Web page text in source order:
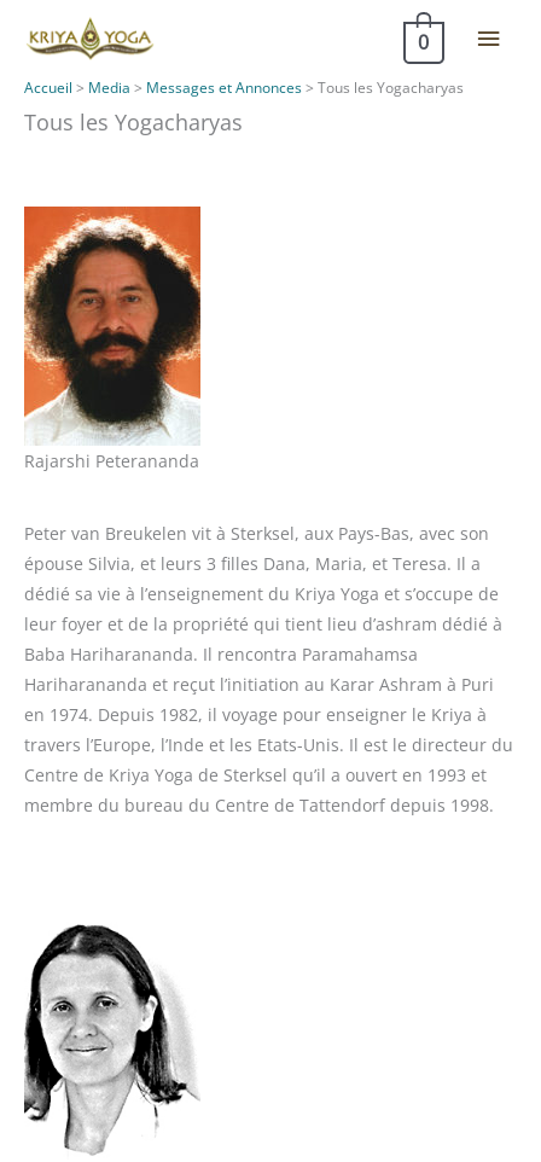
0
Accueil > Media > Messages et Annonces> Tous les Yogacharyas
Tous les Yogacharyas
Rajarshi Peterananda
Peter van Breukelen vit à Sterksel, aux Pays-Bas, avec son
épouse Silvia, et leurs 3 filles Dana, Maria, et Teresa. Il a
dédié sa vie à l’enseignement du Kriya Yoga et s’occupe de
leur foyer et de la propriété qui tient lieu d’ashram dédié à
Baba Hariharananda. Il rencontra Paramahamsa
Hariharananda et reçut l’initiation au Karar Ashram à Puri
en 1974. Depuis 1982, il voyage pour enseigner le Kriya à
travers l’Europe, l’Inde et les Etats-Unis. Il est le directeur du
Centre de Kriya Yoga de Sterksel qu’il a ouvert en 1993 et
membre du bureau du Centre de Tattendorf depuis 1998.